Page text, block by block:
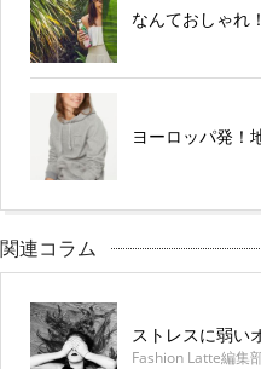
なんておしゃれ
ヨーロッパ発！
関連コラム
ストレスに弱い
Fashion Latte編集